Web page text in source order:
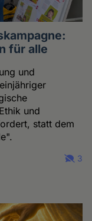
für alle
und
und
statt dem
3